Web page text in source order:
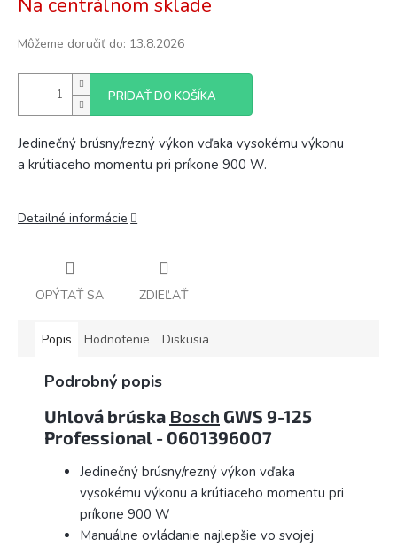
cena:
Na centrálnom sklade
Môžeme doručiť do: 13.8.2026
PRIDAŤ DO KOŠÍKA
Jedinečný brúsny/rezný výkon vďaka vysokému výkonu
a krútiaceho momentu pri príkone 900 W.
Detailné informácie
OPÝTAŤ SA ZDIEĽAŤ
Popis Hodnotenie Diskusia
Podrobný popis
Uhlová brúska Bosch GWS 9-125
Professional - 0601396007
Jedinečný brúsny/rezný výkon vďaka
vysokému výkonu a krútiaceho momentu pri
príkone 900 W
Manuálne ovládanie najlepšie vo svojej